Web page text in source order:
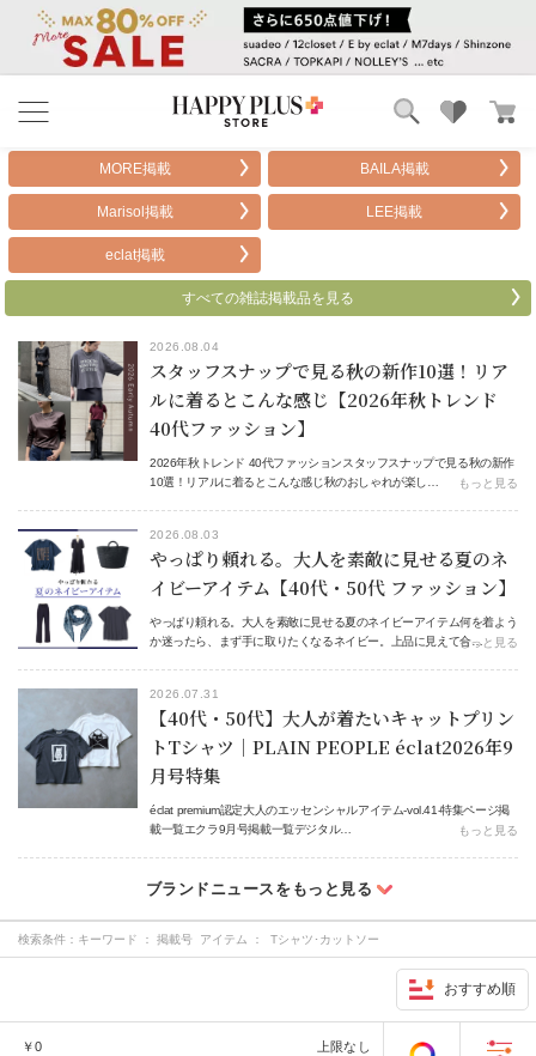
雑誌掲載アイテム
お気に入り
MORE掲載 BAILA掲載
Marisol掲載 LEE掲載
eclat掲載
すべての雑誌掲載品を見る
2026.08.04
スタッフスナップで見る秋の新作10選！リア
ルに着るとこんな感じ【2026年秋トレンド
40代ファッション】
2026年秋トレンド 40代ファッションスタッフスナップで見る秋の新作
10選！リアルに着るとこんな感じ秋のおしゃれが楽し…
もっと見る
2026.08.03
やっぱり頼れる。大人を素敵に見せる夏のネ
イビーアイテム【40代・50代 ファッション】
やっぱり頼れる。大人を素敵に見せる夏のネイビーアイテム何を着よう
か迷ったら、まず手に取りたくなるネイビー。上品に見えて合…もっと見る
2026.07.31
【40代・50代】大人が着たいキャットプリン
トTシャツ｜PLAIN PEOPLE éclat2026年9
月号特集
éclat premium認定大人のエッセンシャルアイテム-vol.41-特集ページ掲
載一覧エクラ9月号掲載一覧デジタル…
もっと見る
検索条件： キーワード ： 掲載号 アイテム ： Tシャツ･カットソー
おすすめ順
￥0 上限なし